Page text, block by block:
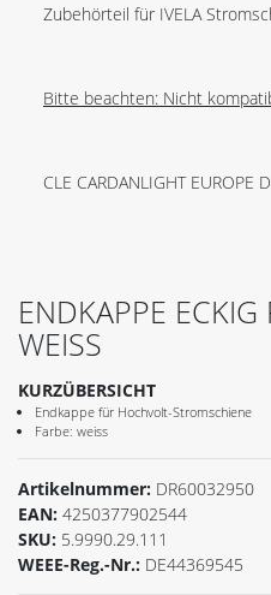
Zubehörteil für IVELA
Bitte beachten: Nicht
CLE CARDANLIGHT
ENDKAPPE
WEISS
KURZÜBERSICHT
Endkappe für Hochvolt-Stromschiene
Farbe: weiss
Artikelnummer: DR60032950
EAN: 4250377902544
SKU: 5.9990.29.111
WEEE-Reg.-Nr.: DE44369545